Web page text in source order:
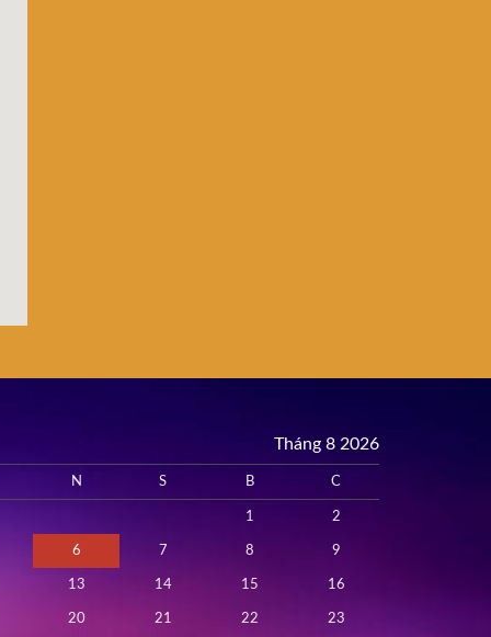
Tháng 8 2026
N S B C
1 2
6 7 8 9
13 14 15 16
20 21 22 23